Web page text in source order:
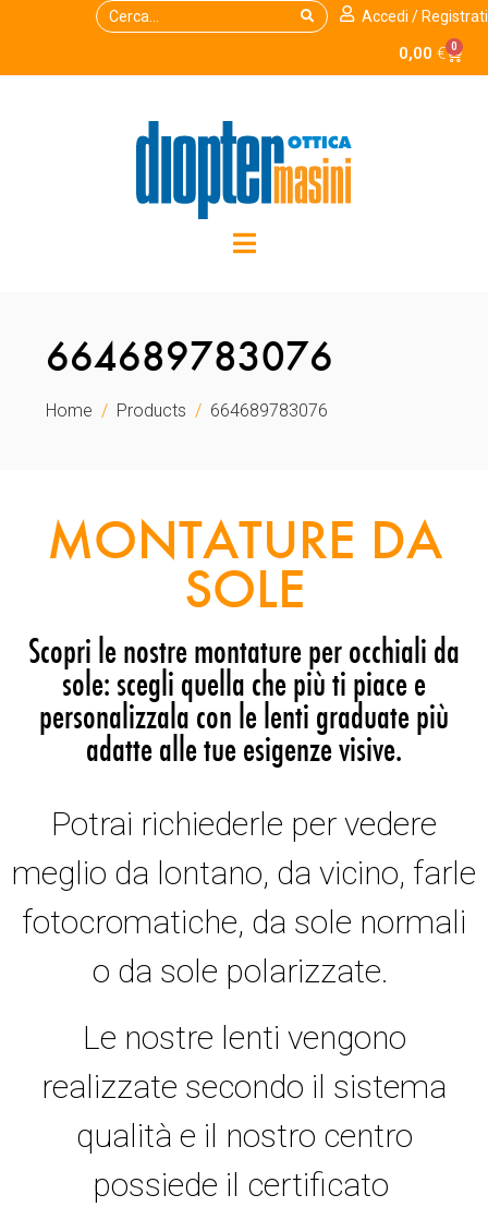
Accedi / Registrati
0,00 € 0
664689783076
Home Products 664689783076
MONTATURE DA
SOLE
Scopri le nostre montature per occhiali da
sole: scegli quella che più ti piace e
personalizzala con le lenti graduate più
adatte alle tue esigenze visive.
Potrai richiederle per vedere
meglio da lontano, da vicino, farle
fotocromatiche, da sole normali
o da sole polarizzate.
Le nostre lenti vengono
realizzate secondo il sistema
qualità e il nostro centro
possiede il certificato